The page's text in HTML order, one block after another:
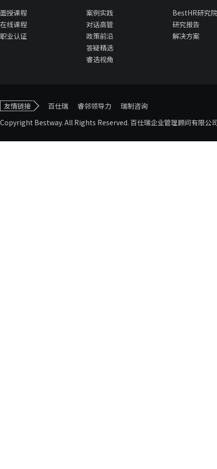
面授课程
在线课程
职业认证
案例实践
对话高管
政策前沿
答疑精选
睿选视角
BestHR研究院
研究报告
解决方案
友情链接 百仕瑞 睿邻领导力
瑞制咨询
Copyright Bestway. All Rights Reserved. 百仕瑞企业管理顾问有限公